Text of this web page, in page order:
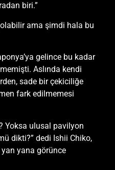
biri.”
ama şimdi hala bu
gelince bu kadar
Aslında kendi
sade bir çekiciliğe
fark edilmemesi
Yoksa ulusal pavilyon
dikti?” dedi Ishii Chiko,
yan yana görünce